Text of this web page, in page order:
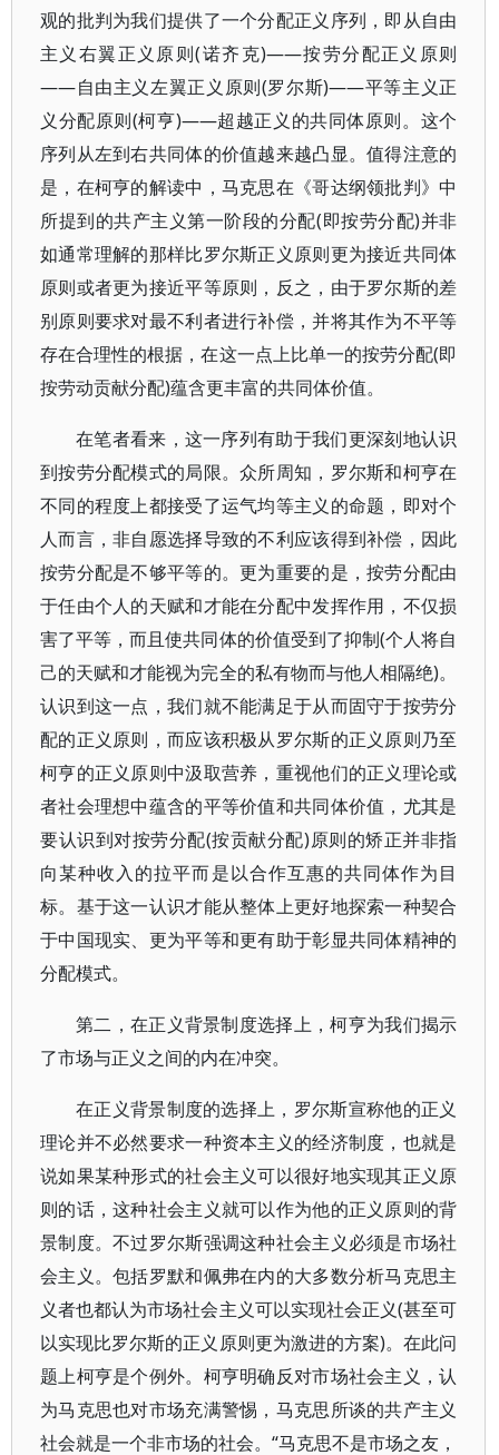
观的批判为我们提供了一个分配正义序列，即从自由
主义右翼正义原则(诺齐克)——按劳分配正义原则
——自由主义左翼正义原则(罗尔斯)——平等主义正
义分配原则(柯亨)——超越正义的共同体原则。这个
序列从左到右共同体的价值越来越凸显。值得注意的
是，在柯亨的解读中，马克思在《哥达纲领批判》中
所提到的共产主义第一阶段的分配(即按劳分配)并非
如通常理解的那样比罗尔斯正义原则更为接近共同体
原则或者更为接近平等原则，反之，由于罗尔斯的差
别原则要求对最不利者进行补偿，并将其作为不平等
存在合理性的根据，在这一点上比单一的按劳分配(即
按劳动贡献分配)蕴含更丰富的共同体价值。
在笔者看来，这一序列有助于我们更深刻地认识
到按劳分配模式的局限。众所周知，罗尔斯和柯亨在
不同的程度上都接受了运气均等主义的命题，即对个
人而言，非自愿选择导致的不利应该得到补偿，因此
按劳分配是不够平等的。更为重要的是，按劳分配由
于任由个人的天赋和才能在分配中发挥作用，不仅损
害了平等，而且使共同体的价值受到了抑制(个人将自
己的天赋和才能视为完全的私有物而与他人相隔绝)。
认识到这一点，我们就不能满足于从而固守于按劳分
配的正义原则，而应该积极从罗尔斯的正义原则乃至
柯亨的正义原则中汲取营养，重视他们的正义理论或
者社会理想中蕴含的平等价值和共同体价值，尤其是
要认识到对按劳分配(按贡献分配)原则的矫正并非指
向某种收入的拉平而是以合作互惠的共同体作为目
标。基于这一认识才能从整体上更好地探索一种契合
于中国现实、更为平等和更有助于彰显共同体精神的
分配模式。
第二，在正义背景制度选择上，柯亨为我们揭示
了市场与正义之间的内在冲突。
在正义背景制度的选择上，罗尔斯宣称他的正义
理论并不必然要求一种资本主义的经济制度，也就是
说如果某种形式的社会主义可以很好地实现其正义原
则的话，这种社会主义就可以作为他的正义原则的背
景制度。不过罗尔斯强调这种社会主义必须是市场社
会主义。包括罗默和佩弗在内的大多数分析马克思主
义者也都认为市场社会主义可以实现社会正义(甚至可
以实现比罗尔斯的正义原则更为激进的方案)。在此问
题上柯亨是个例外。柯亨明确反对市场社会主义，认
为马克思也对市场充满警惕，马克思所谈的共产主义
社会就是一个非市场的社会。“马克思不是市场之友，